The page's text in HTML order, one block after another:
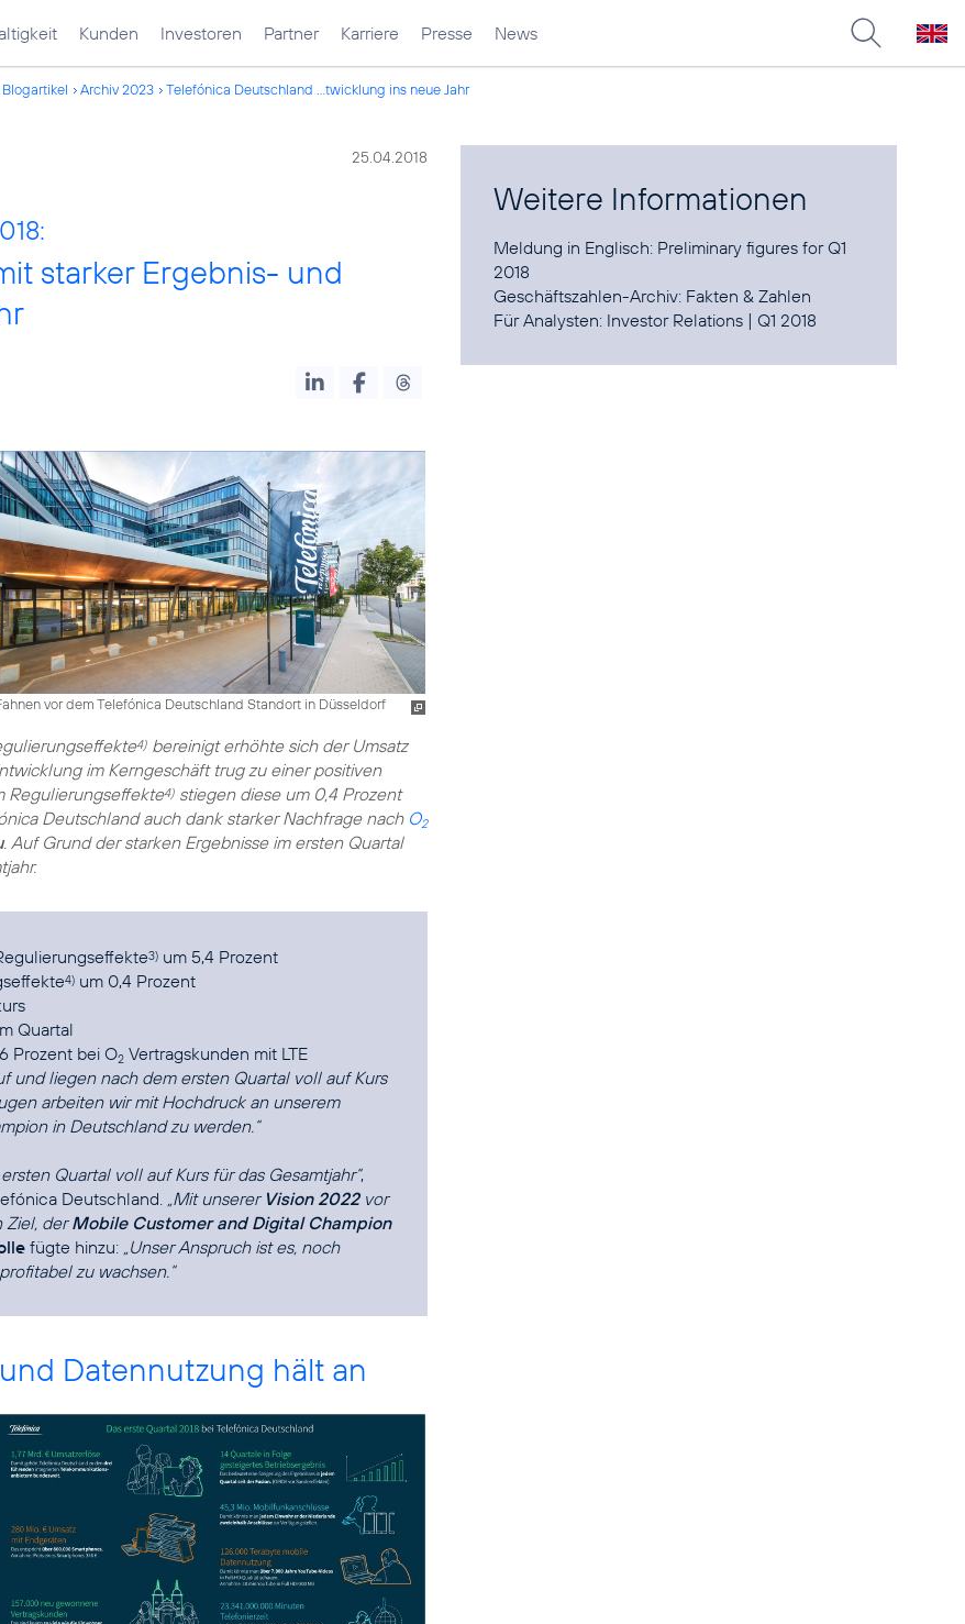
Kunden Investoren Partner Karriere Presse News
Blogartikel Archiv 2023 Telefónica Deutschland ...twicklung ins neue Jahr
25.04.2018
starker Ergebnis- und
vor dem Telefónica Deutschland Standort in Düsseldorf
4) bereinigt erhöhte sich der Umsatz
im Kerngeschäft trug zu einer positiven
Regulierungseffekte4) stiegen diese um 0,4 Prozent
Deutschland auch dank starker Nachfrage nach O2
. Auf Grund der starken Ergebnisse im ersten Quartal
3) um 5,4 Prozent
4) um 0,4 Prozent
Quartal
Prozent bei O2 Vertragskunden mit LTE
und liegen nach dem ersten Quartal voll auf Kurs
arbeiten wir mit Hochdruck an unserem
in Deutschland zu werden.“
Quartal voll auf Kurs für das Gesamtjahr“,
Deutschland. „Mit unserer Vision 2022vor
Ziel, derMobile Customer and Digital Champion
fügte hinzu: „Unser Anspruch ist es, noch
zu wachsen.“
Datennutzung hält an
Weitere Informationen
Meldung in Englisch: Preliminary figures for Q1
2018
Geschäftszahlen-Archiv: Fakten & Zahlen
Für Analysten: Investor Relations |Q1 2018